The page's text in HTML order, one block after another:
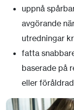
uppnå
avgörande
utredningar
fatta
baserade på
eller